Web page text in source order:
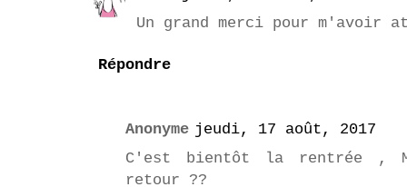
Un grand merci pour m'avoir
Répondre
Anonyme jeudi, 17 août, 2017
C'est bientôt la rentrée ,
retour ??